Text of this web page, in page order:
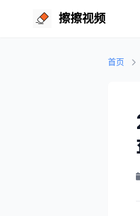
擦擦视频
首页